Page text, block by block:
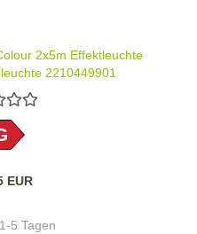
2x5m Effektleuchte
2210449901
EUR
1-5 Tagen